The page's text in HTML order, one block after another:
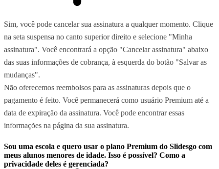
Sim, você pode cancelar sua assinatura a qualquer momento. Clique
na seta suspensa no canto superior direito e selecione "Minha
assinatura". Você encontrará a opção "Cancelar assinatura" abaixo
das suas informações de cobrança, à esquerda do botão "Salvar as
mudanças".
Não oferecemos reembolsos para as assinaturas depois que o
pagamento é feito. Você permanecerá como usuário Premium até a
data de expiração da assinatura. Você pode encontrar essas
informações na página da sua assinatura.
Sou uma escola e quero usar o plano Premium do Slidesgo com
meus alunos menores de idade. Isso é possível? Como a
privacidade deles é gerenciada?